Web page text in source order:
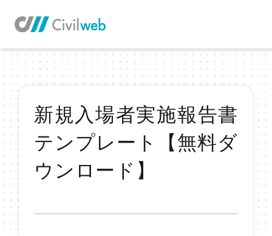
TOP お役立ち情報TOP
新規入場者実施報告書
テンプレート【無料ダ
ウンロード】